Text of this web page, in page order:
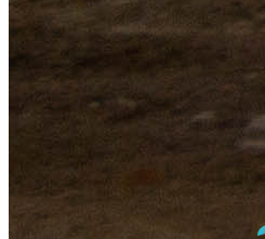
Nous vous accueillons